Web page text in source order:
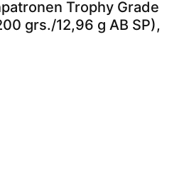
Trophy Grade
grs./12,96 g AB SP),